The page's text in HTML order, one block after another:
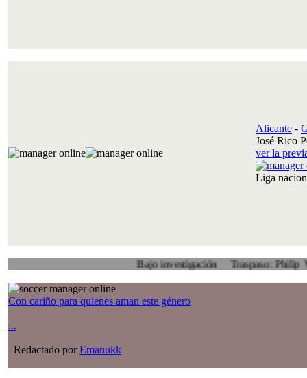
Alicante -
José Rico
ver la
Liga
Bajo investigación Traspaso: Philip
Con cariño para quienes aman este género
...
Redactado porEmanukk